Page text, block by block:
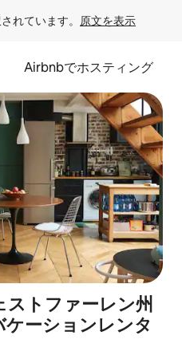
れています。 原文を表示
Airbnbでホスティング
トファーレン州
ーションレンタ